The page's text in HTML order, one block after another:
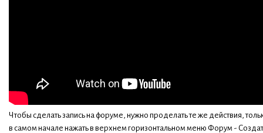
Чтобы сделать запись на форуме, нужно проделать те же действия,
в самом начале нажать в верхнем горизонтальном меню Форум -